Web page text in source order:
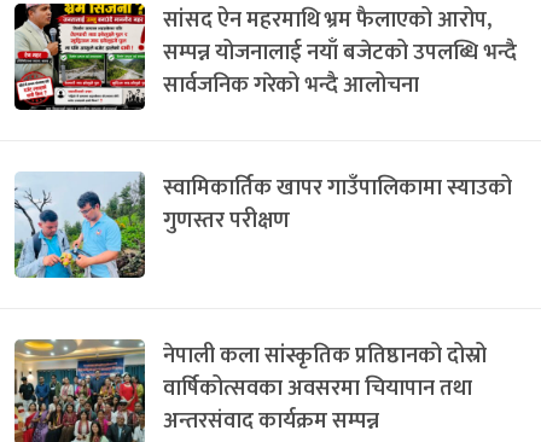
सांसद ऐन महरमाथि भ्रम फैलाएको आरोप,
सम्पन्न योजनालाई नयाँ बजेटको उपलब्धि भन्दै
सार्वजनिक गरेको भन्दै आलोचना
स्वामिकार्तिक खापर गाउँपालिकामा स्याउको
गुणस्तर परीक्षण
नेपाली कला सांस्कृतिक प्रतिष्ठानको दोस्रो
वार्षिकोत्सवका अवसरमा चियापान तथा
अन्तरसंवाद कार्यक्रम सम्पन्न